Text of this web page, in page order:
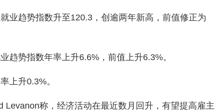
业趋势指数升至120.3，创逾两年新高，前值修正为
趋势指数年率上升6.6%，前值上升6.3%。
上升0.3%。
Levanon称，经济活动在最近数月回升，有望提高雇主